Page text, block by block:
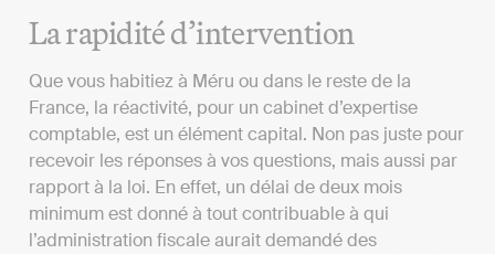
La rapidité d’intervention
Que vous habitiez à Méru ou dans le reste de la
France, la réactivité, pour un cabinet d’expertise
comptable, est un élément capital. Non pas juste pour
recevoir les réponses à vos questions, mais aussi par
rapport à la loi. En effet, un délai de deux mois
minimum est donné à tout contribuable à qui
l’administration fiscale aurait demandé des